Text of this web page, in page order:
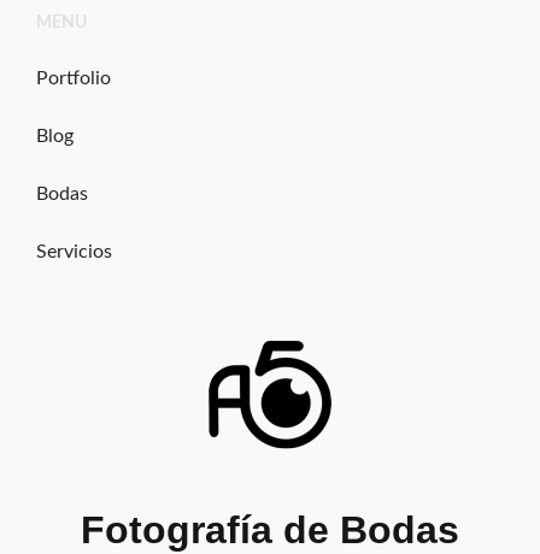
contenido
MENU
Portfolio
Blog
Bodas
Servicios
Fotografía de Bodas